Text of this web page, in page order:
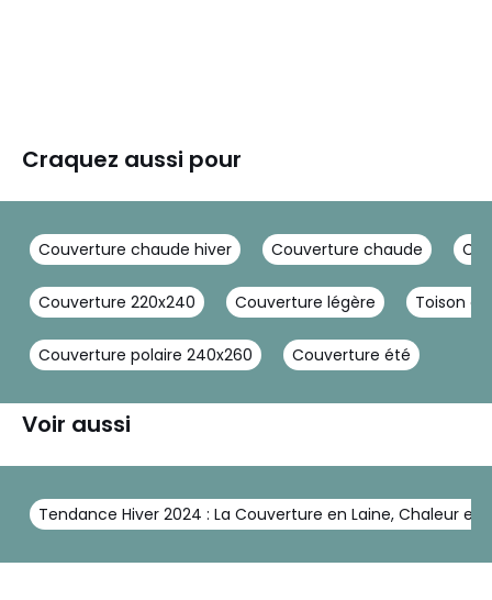
Craquez aussi pour
Couverture chaude hiver Couverture chaude
Couverture 220x240 Couverture légère Toison
Couverture polaire 240x260 Couverture été
Voir aussi
Tendance Hiver 2024 : La Couverture en Laine, Chaleur